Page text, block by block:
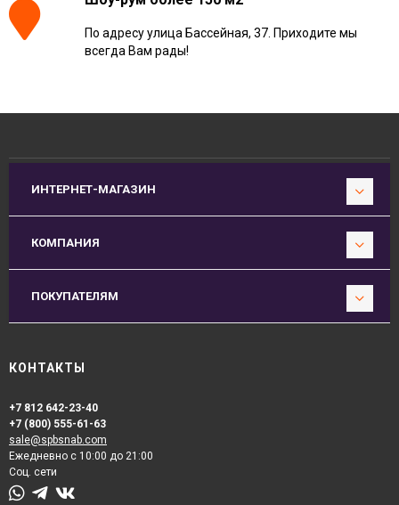
По адресу улица Бассейная, 37. Приходите мы
всегда Вам рады!
ИНТЕРНЕТ-МАГАЗИН
КОМПАНИЯ
ПОКУПАТЕЛЯМ
КОНТАКТЫ
+7 812 642-23-40
+7 (800) 555-61-63
sale@spbsnab.com
Ежедневно с 10:00 до 21:00
Соц. сети